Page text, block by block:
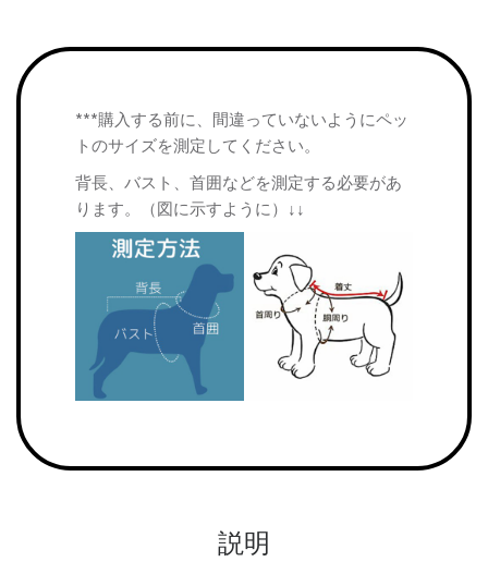
***購入する前に、間違っていないようにペッ
トのサイズを測定してください。
背長、バスト、首囲などを測定する必要があ
ります。（図に示すように）↓↓
説明